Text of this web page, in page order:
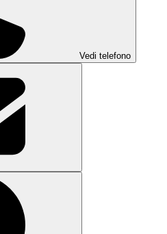
Vedi telefono